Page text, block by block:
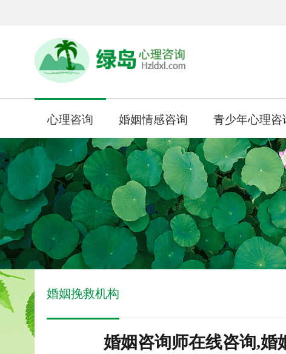
心理咨询 婚姻情感咨询 青少年心理咨
婚姻挽救机构
婚姻咨询师在线咨询,婚